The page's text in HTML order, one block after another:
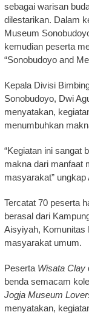
sebagai warisan
dilestarikan. Dalam
Museum
kemudian peserta
“Sonobudoyo and
Kepala Divisi
Sonobudoyo, Dwi
menyatakan,
menumbuhkan
“Kegiatan ini sangat
makna dari manfaat
masyarakat” ungkap
Tercatat 70 peserta
berasal dari
Aisyiyah, Komunitas
masyarakat umum.
Peserta Wisata Clay
benda semacam
Jogja Museum
menyatakan,